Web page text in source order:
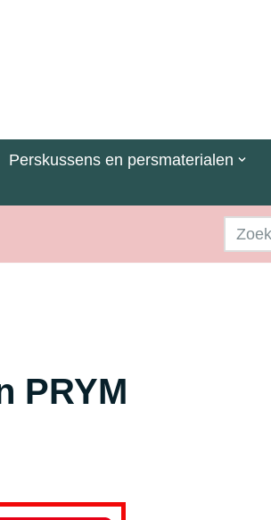
Perskussens en persmaterialen
PRYM